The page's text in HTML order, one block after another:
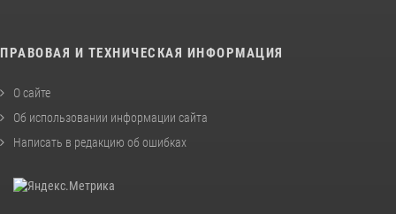
ПРАВОВАЯ И ТЕХНИЧЕСКАЯ ИНФОРМАЦИЯ
О сайте
Об использовании информации сайта
Написать в редакцию об ошибках